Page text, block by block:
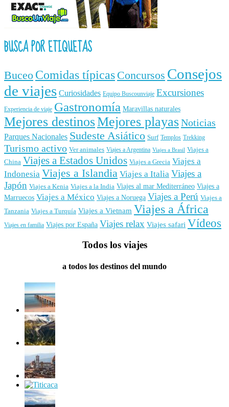
BUSCA POR ETIQUETAS
Buceo Comidas típicas Concursos Consejos
de viajes Curiosidades Equipo Buscounviaje Excursiones
Experiencia de viaje Gastronomía Maravillas naturales
Mejores destinosMejores playasNoticias
Parques Nacionales Sudeste Asiático Surf Templos Trekking
Turismo activo Ver animales Viajes a Argentina Viajes a Brasil Viajes a
China Viajes a Estados Unidos Viajes a Grecia Viajes a
Indonesia Viajes a Islandia Viajes a Italia Viajes a
Japón Viajes a Kenia Viajes a la India Viajes al mar Mediterráneo Viajes a
Marruecos Viajes a México Viajes a Noruega Viajes a Perú Viajes a
Tanzania Viajes a Turquía Viajes a Vietnam Viajes a África
Viajes en familia Viajes por España Viajes relax Viajes safari Vídeos
Todos los viajes
a todos los destinos del mundo